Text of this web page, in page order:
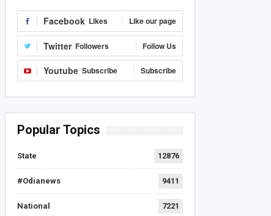
Facebook Likes Like our page
Twitter Followers Follow Us
Youtube Subscribe Subscribe
Popular Topics
State 12876
#Odianews 9411
National 7221